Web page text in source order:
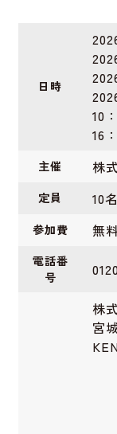
日時
10
16
主催 株
定員 10名
参加費 無
電話番
号
株
宮